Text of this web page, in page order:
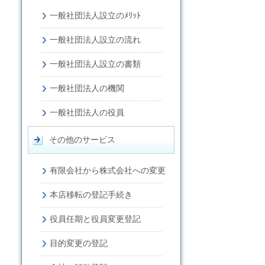
一般社団法人設立のﾒﾘｯﾄ
一般社団法人設立の流れ
一般社団法人設立の書類
一般社団法人の機関
一般社団法人の役員
その他のサービス
有限会社から株式会社への変更
本店移転の登記手続き
役員任期と役員変更登記
目的変更の登記